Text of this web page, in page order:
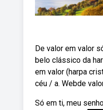
De valor em valor
belo clássico da
em valor (harpa
céu / a. Webde
Só em ti, meu